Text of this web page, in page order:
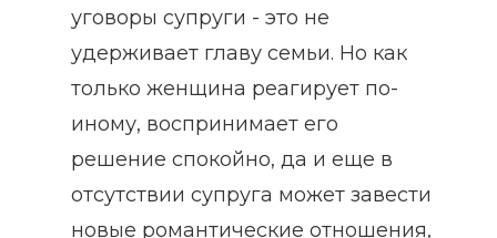
уговоры супруги - это не
удерживает главу семьи. Но как
только женщина реагирует по-
иному, воспринимает его
решение спокойно, да и еще в
отсутствии супруга может завести
новые романтические отношения,